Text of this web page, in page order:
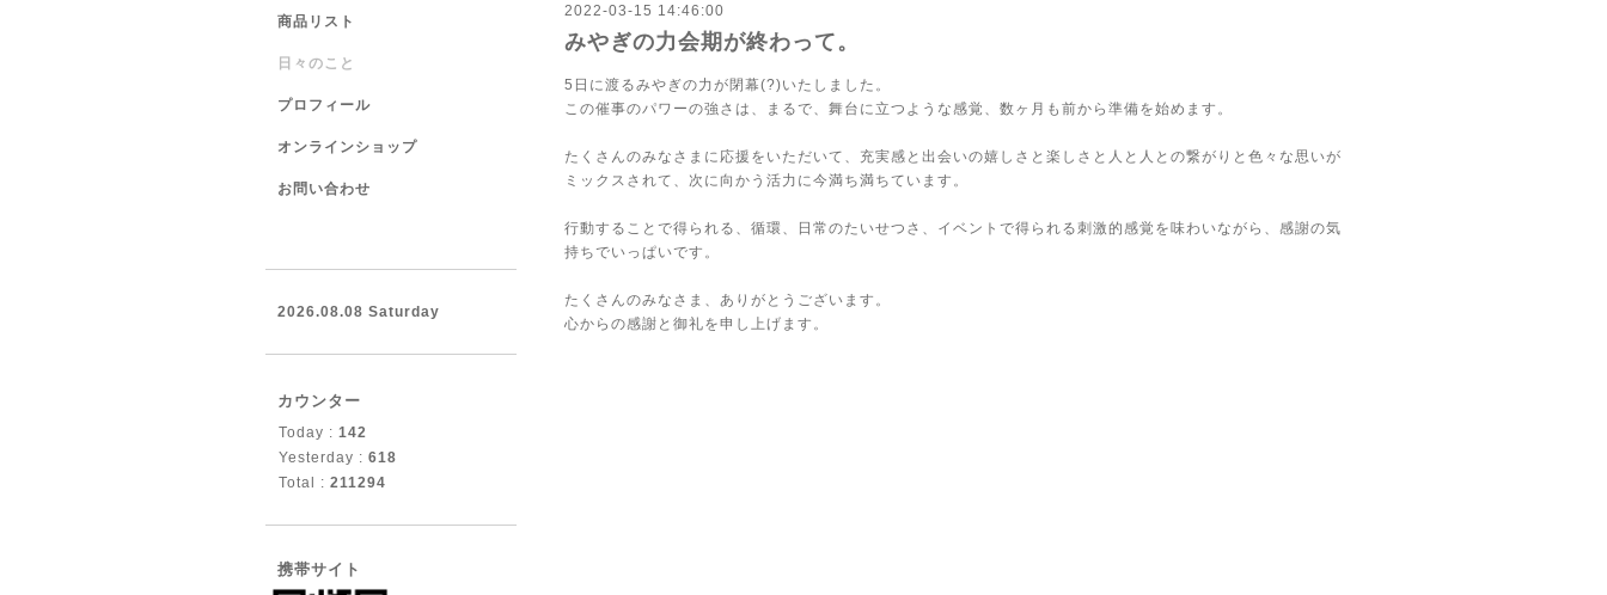
2022-03-15 14:46:00
みやぎの力会期が終わって。
5日に渡るみやぎの力が閉幕(?)いたしました。
この催事のパワーの強さは、まるで、舞台に立つような感覚、数ヶ月も前から準備を始めます。
たくさんのみなさまに応援をいただいて、充実感と出会いの嬉しさと楽しさと人と人との繋がりと色々な思いが
ミックスされて、次に向かう活力に今満ち満ちています。
行動することで得られる、循環、日常のたいせつさ、イベントで得られる刺激的感覚を味わいながら、感謝の気
持ちでいっぱいです。
たくさんのみなさま、ありがとうございます。
心からの感謝と御礼を申し上げます。
商品リスト
日々のこと
プロフィール
オンラインショップ
お問い合わせ
2026.08.08 Saturday
カウンター
Today : 142
Yesterday : 618
Total : 211294
携帯サイト